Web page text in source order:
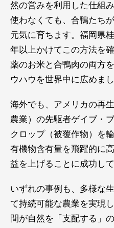
然の営みを利用した仕組
使わなくても、合鴨たち
元気に育ちます。福岡県
年以上かけてこの方法を
薬のお米と合鴨肉の両方
ウハウを世界中に広めまし
海外でも、アメリカの再
農業）の先駆者ゲイブ・
クロップ（被覆作物）を
有機物含有量を飛躍的に
益を上げることに成功して
いずれの事例も、多様な
て持続可能な農業を実現
間が自然を「支配する」の